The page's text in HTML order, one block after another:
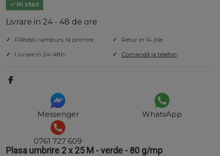
In stoc
Livrare in 24 - 48 de ore
Plasa umbrire 2 x 25 M - verde - 80 g/mp
Plătești ramburs, la primire
Retur în 14 zile
Livrare în 24–48h
Comandă la telefon
Messenger WhatsApp
0761 727 609